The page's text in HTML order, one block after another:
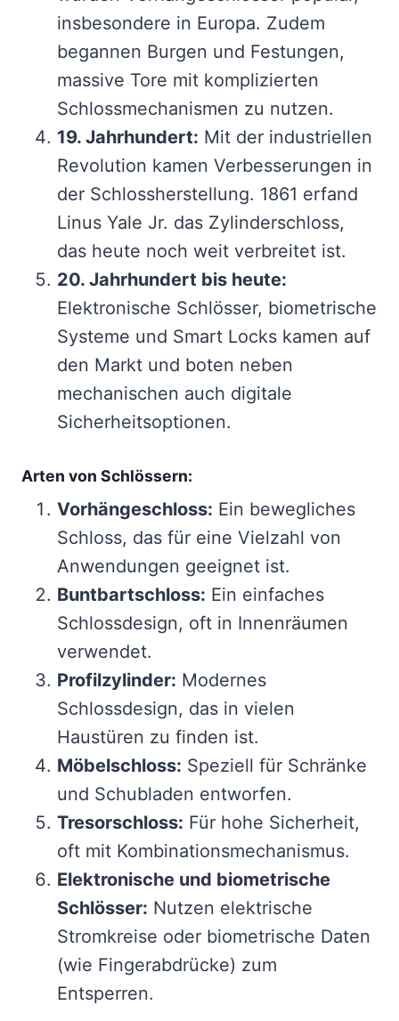
insbesondere in Europa. Zudem
begannen Burgen und Festungen,
massive Tore mit komplizierten
Schlossmechanismen zu nutzen.
19. Jahrhundert: Mit der industriellen
Revolution kamen Verbesserungen in
der Schlossherstellung. 1861 erfand
Linus Yale Jr. das Zylinderschloss,
das heute noch weit verbreitet ist.
20. Jahrhundert bis heute:
Elektronische Schlösser, biometrische
Systeme und Smart Locks kamen auf
den Markt und boten neben
mechanischen auch digitale
Sicherheitsoptionen.
Arten von Schlössern:
Vorhängeschloss: Ein bewegliches
Schloss, das für eine Vielzahl von
Anwendungen geeignet ist.
Buntbartschloss: Ein einfaches
Schlossdesign, oft in Innenräumen
verwendet.
Profilzylinder: Modernes
Schlossdesign, das in vielen
Haustüren zu finden ist.
Möbelschloss: Speziell für Schränke
und Schubladen entworfen.
Tresorschloss: Für hohe Sicherheit,
oft mit Kombinationsmechanismus.
Elektronische und biometrische
Schlösser: Nutzen elektrische
Stromkreise oder biometrische Daten
(wie Fingerabdrücke) zum
Entsperren.